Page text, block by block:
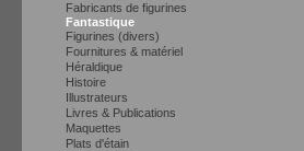
Fabricants de figurines
Fantastique
Figurines (divers)
Fournitures & matériel
Héraldique
Histoire
Illustrateurs
Livres & Publications
Maquettes
Plats d'étain